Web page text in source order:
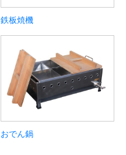
鉄板焼機
おでん鍋